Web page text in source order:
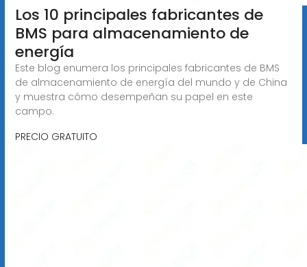
Los 10 principales fabricantes de
BMS para almacenamiento de
energía
Este blog enumera los principales fabricantes de BMS
de almacenamiento de energía del mundo y de China
y muestra cómo desempeñan su papel en este
campo.
PRECIO GRATUITO